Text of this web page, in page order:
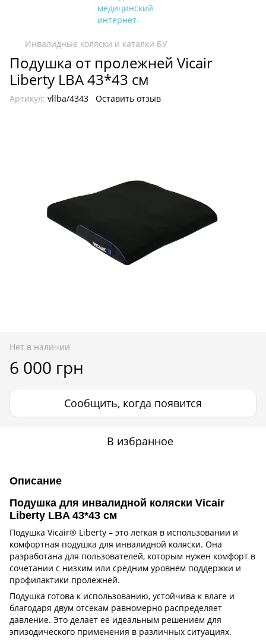
Инвалидные коляски и каталки БУ
Подушка от пролежней Vicair
Liberty LBA 43*43 см
Артикул: vllba/4343 Оставить отзыв
Нет в наличии
6 000 грн
Сообщить, когда появится
В избранное
Описание
Подушка для инвалидной коляски Vicair
Liberty LBA 43*43 см
Подушка Vicair® Liberty – это легкая в использовании и
комфортная подушка для инвалидной коляски. Она
разработана для пользователей, которым нужен комфорт в
сочетании с низким или средним уровнем поддержки и
профилактики пролежней.
Подушка готова к использованию, устойчива к влаге и
благодаря двум отсекам равномерно распределяет
давление. Это делает ее идеальным решением для
эпизодического применения в различных ситуациях.